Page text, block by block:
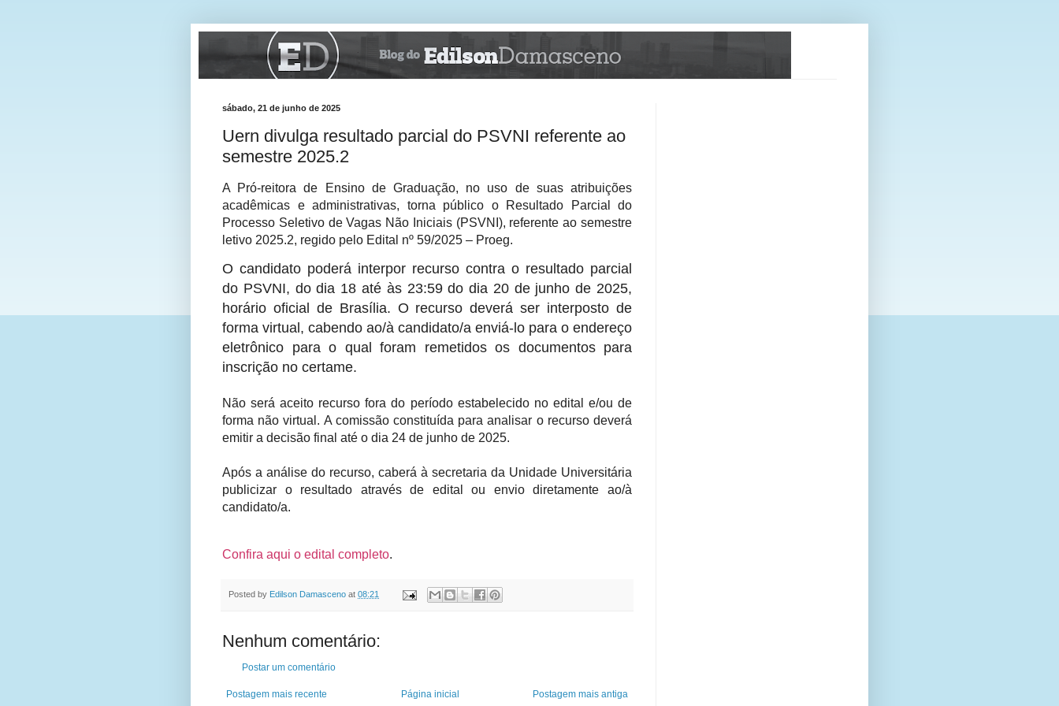
sábado, 21 de junho de 2025
Uern divulga resultado parcial do PSVNI referente ao
semestre 2025.2
A Pró-reitora de Ensino de Graduação, no uso de suas atribuições
acadêmicas e administrativas, torna público o Resultado Parcial do
Processo Seletivo de Vagas Não Iniciais (PSVNI), referente ao semestre
letivo 2025.2, regido pelo Edital nº 59/2025 – Proeg.
O candidato poderá interpor recurso contra o resultado parcial
do PSVNI, do dia 18 até às 23:59 do dia 20 de junho de 2025,
horário oficial de Brasília. O recurso deverá ser interposto de
forma virtual, cabendo ao/à candidato/a enviá-lo para o endereço
eletrônico para o qual foram remetidos os documentos para
inscrição no certame.
Não será aceito recurso fora do período estabelecido no edital e/ou de
forma não virtual. A comissão constituída para analisar o recurso deverá
emitir a decisão final até o dia 24 de junho de 2025.
Após a análise do recurso, caberá à secretaria da Unidade Universitária
publicizar o resultado através de edital ou envio diretamente ao/à
candidato/a.
Confira aqui o edital completo.
Posted by Edilson Damasceno at 08:21
Nenhum comentário:
Postar um comentário
Postagem mais recente Postagem mais antiga
Página inicial